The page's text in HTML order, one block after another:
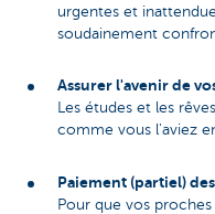
urgentes et
soudainement
Assurer l'avenir de
Les études et les
comme vous l'aviez
Paiement (partiel)
Pour que vos